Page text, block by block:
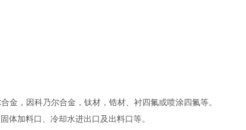
，因科乃尔合金，钛材，锆材、衬四氟或喷涂四氟等。
体加料口、冷却水进出口及出料口等。